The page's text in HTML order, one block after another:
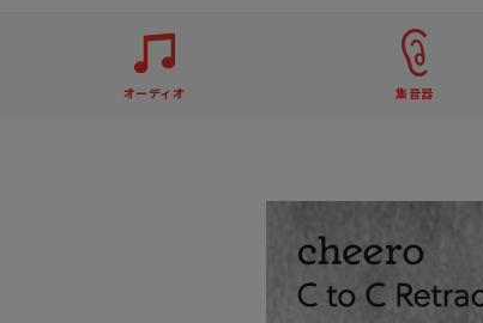
オーディオ 集音器